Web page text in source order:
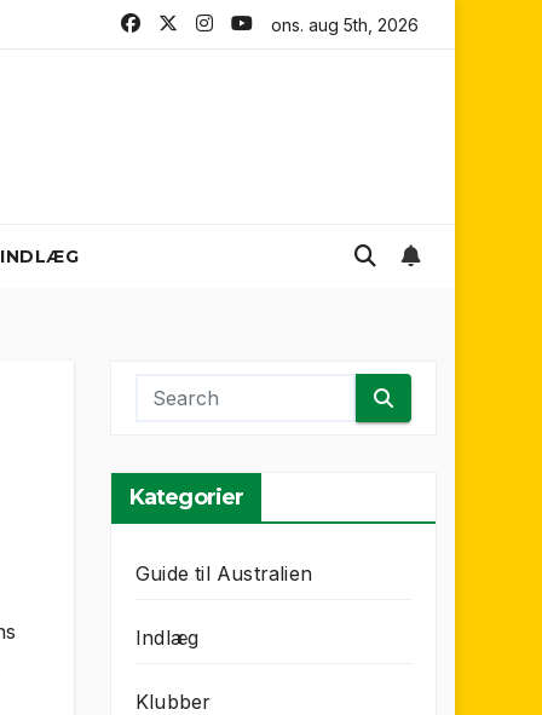
Sydney FC Melbourne City FC
ons. aug 5th, 2026
INDLÆG
Kategorier
Guide til Australien
Indlæg
Klubber